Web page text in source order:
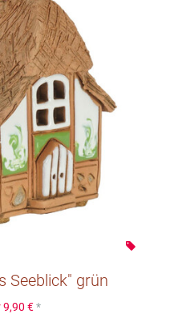
Seeblick" grün
9,90 € *